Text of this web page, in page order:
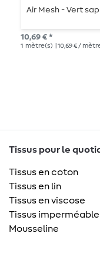
Air Mesh - Vert
10,69 € *
1 mètre(s) | 10,69 € /
Tissus pour le
Tissus en coton
Tissus en lin
Tissus en viscose
Tissus
Mousseline